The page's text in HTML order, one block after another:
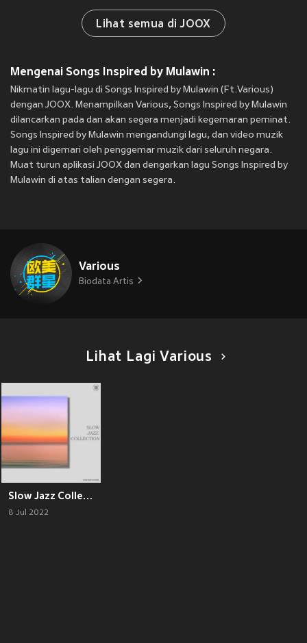
Lihat semua di JOOX
Mengenai Songs Inspired by Mulawin :
Nikmatin lagu-lagu di Songs Inspired by Mulawin (Ft.Various)
dengan JOOX. Menampilkan Various, Songs Inspired by Mulawin
dilancarkan pada dan akan segera menjadi kegemaran peminat.
Songs Inspired by Mulawin mengandungi lagu, dan video muzik
lagu ini digemari oleh penggemar muzik dari seluruh negara.
Muat turun aplikasi JOOX dan dengarkan lagu Songs Inspired by
Mulawin di atas talian dengan segera.
Various
Biodata Artis
Lihat Lagi Various
Slow Jazz Collection
8 Jul 2022